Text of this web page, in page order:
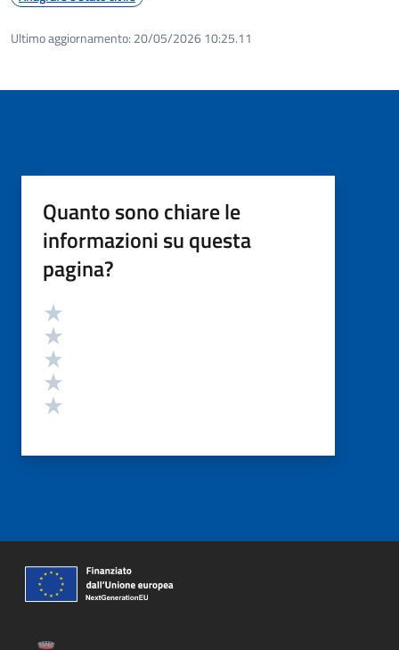
Ultimo aggiornamento: 20/05/2026 10:25.11
Quanto sono chiare le
informazioni su questa
pagina?
Valutazione